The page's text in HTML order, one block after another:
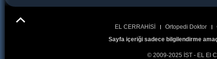
EL CERRAHİSİ Ortopedi Doktor
Sayfa içeriği sadece bilgilendirme
© 2009-2025 İST - EL El